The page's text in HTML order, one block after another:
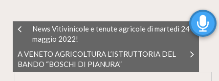
News Vitivinicole e tenute agricole di martedì 24
maggio 2022!
A VENETO AGRICOLTURA L’ISTRUTTORIA DEL
BANDO “BOSCHI DI PIANURA”